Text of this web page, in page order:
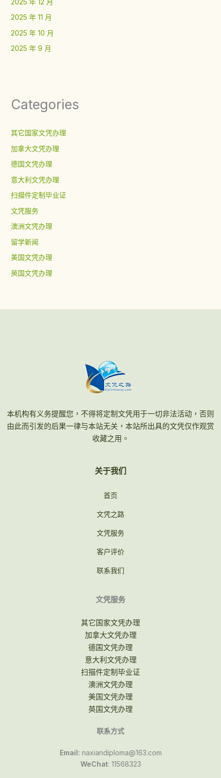
2025 年 11 月
2025 年 10 月
2025 年 9 月
Categories
其它国家文凭办理
加拿大文凭办理
德国文凭办理
意大利文凭办理
扫描件定制毕业证
文凭服务
澳洲文凭办理
留学新闻
美国文凭办理
英国文凭办理
本机构有义务提醒您，不得将定制文凭用于一切非法活动，否则
由此而引发的后果一律与本站无关，本站所出具的文凭仅作观赏
收藏之用。
关于我们
首页
文凭之路
文凭服务
客户评价
联系我们
文凭服务
其它国家文凭办理
加拿大文凭办理
德国文凭办理
意大利文凭办理
扫描件定制毕业证
澳洲文凭办理
美国文凭办理
英国文凭办理
联系方式
Email: naxiandiploma@163.com
WeChat: 11568323